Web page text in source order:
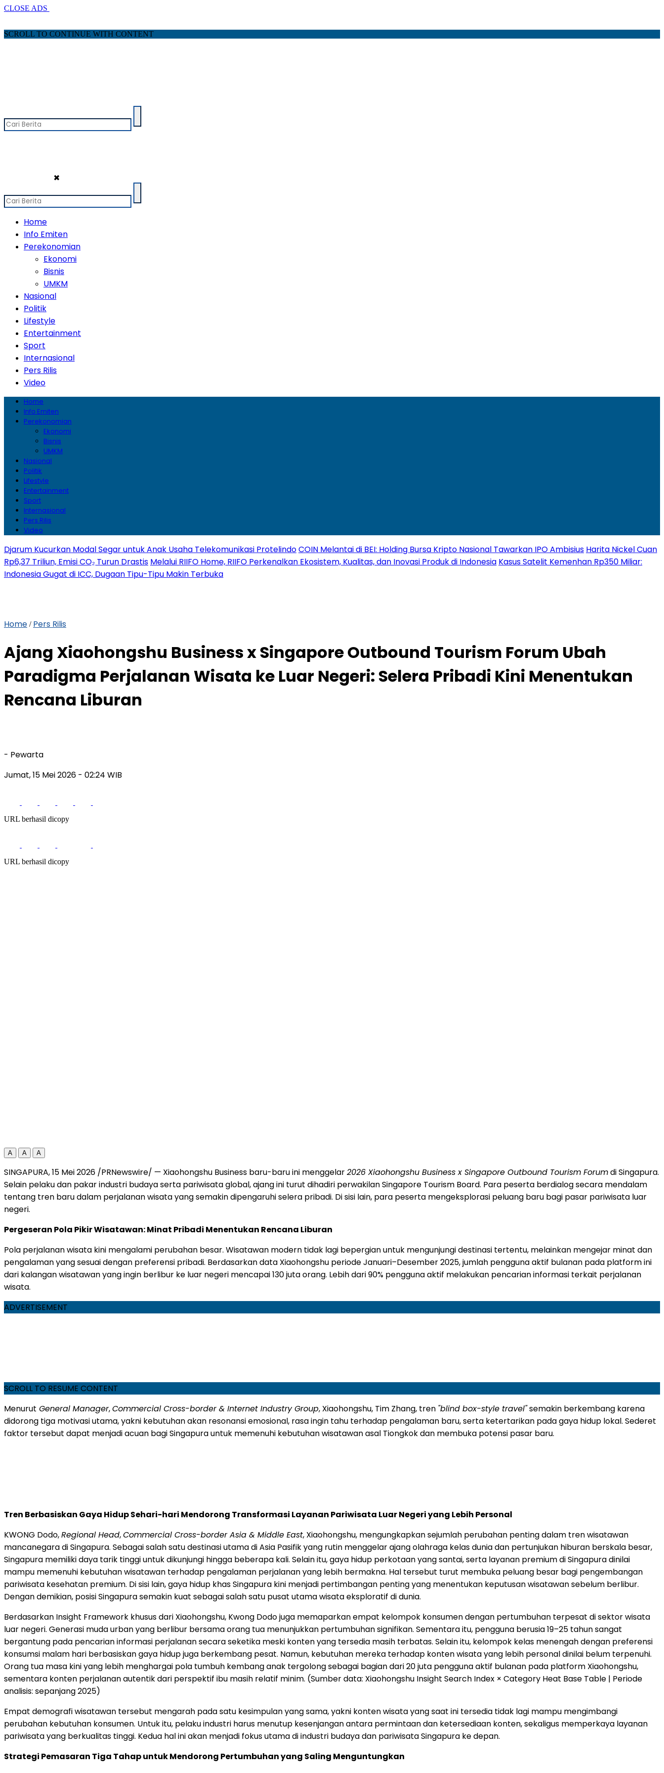
CLOSE ADS
SCROLL TO CONTINUE WITH CONTENT
✖
Home
Info Emiten
Perekonomian
Ekonomi
Bisnis
UMKM
Nasional
Politik
Lifestyle
Entertainment
Sport
Internasional
Pers Rilis
Video
Home
Info Emiten
Perekonomian
Ekonomi
Bisnis
UMKM
Nasional
Politik
Lifestyle
Entertainment
Sport
Internasional
Pers Rilis
Video
Djarum Kucurkan Modal Segar untuk Anak Usaha Telekomunikasi ProtelindoCOIN Melantai di BEI: Holding Bursa Kripto Nasional Tawarkan IPO Ambisius Harita Nickel Cuan
Rp6,37 Triliun, Emisi CO₂ Turun Drastis Melalui RIIFO Home, RIIFO Perkenalkan Ekosistem, Kualitas, dan Inovasi Produk di Indonesia Kasus Satelit Kemenhan Rp350 Miliar:
Indonesia Gugat di ICC, Dugaan Tipu-Tipu Makin Terbuka
Home / Pers Rilis
Ajang Xiaohongshu Business x Singapore Outbound Tourism Forum Ubah
Paradigma Perjalanan Wisata ke Luar Negeri: Selera Pribadi Kini Menentukan
Rencana Liburan
- Pewarta
Jumat, 15 Mei 2026 - 02:24 WIB
URL berhasil dicopy
URL berhasil dicopy
A A A
SINGAPURA, 15 Mei 2026 /PRNewswire/ — Xiaohongshu Business baru-baru ini menggelar2026 Xiaohongshu Business x Singapore Outbound Tourism Forumdi Singapura.
Selain pelaku dan pakar industri budaya serta pariwisata global, ajang ini turut dihadiri perwakilan Singapore Tourism Board. Para peserta berdialog secara mendalam
tentang tren baru dalam perjalanan wisata yang semakin dipengaruhi selera pribadi. Di sisi lain, para peserta mengeksplorasi peluang baru bagi pasar pariwisata luar
negeri.
Pergeseran Pola Pikir Wisatawan: Minat Pribadi Menentukan Rencana Liburan
Pola perjalanan wisata kini mengalami perubahan besar. Wisatawan modern tidak lagi bepergian untuk mengunjungi destinasi tertentu, melainkan mengejar minat dan
pengalaman yang sesuai dengan preferensi pribadi. Berdasarkan data Xiaohongshu periode Januari–Desember 2025, jumlah pengguna aktif bulanan pada platform ini
dari kalangan wisatawan yang ingin berlibur ke luar negeri mencapai 130 juta orang. Lebih dari 90% pengguna aktif melakukan pencarian informasi terkait perjalanan
wisata.
ADVERTISEMENT
SCROLL TO RESUME CONTENT
Menurut General Manager,Commercial Cross-border & Internet Industry Group, Xiaohongshu, Tim Zhang, tren "blind box-style travel"semakin berkembang karena
didorong tiga motivasi utama, yakni kebutuhan akan resonansi emosional, rasa ingin tahu terhadap pengalaman baru, serta ketertarikan pada gaya hidup lokal. Sederet
faktor tersebut dapat menjadi acuan bagi Singapura untuk memenuhi kebutuhan wisatawan asal Tiongkok dan membuka potensi pasar baru.
Tren Berbasiskan Gaya Hidup Sehari-hari Mendorong Transformasi Layanan Pariwisata Luar Negeri yang Lebih Personal
KWONG Dodo,Regional Head,Commercial Cross-border Asia & Middle East, Xiaohongshu, mengungkapkan sejumlah perubahan penting dalam tren wisatawan
mancanegara di Singapura. Sebagai salah satu destinasi utama di Asia Pasifik yang rutin menggelar ajang olahraga kelas dunia dan pertunjukan hiburan berskala besar,
Singapura memiliki daya tarik tinggi untuk dikunjungi hingga beberapa kali. Selain itu, gaya hidup perkotaan yang santai, serta layanan premium di Singapura dinilai
mampu memenuhi kebutuhan wisatawan terhadap pengalaman perjalanan yang lebih bermakna. Hal tersebut turut membuka peluang besar bagi pengembangan
pariwisata kesehatan premium. Di sisi lain, gaya hidup khas Singapura kini menjadi pertimbangan penting yang menentukan keputusan wisatawan sebelum berlibur.
Dengan demikian, posisi Singapura semakin kuat sebagai salah satu pusat utama wisata eksploratif di dunia.
Berdasarkan Insight Framework khusus dari Xiaohongshu, Kwong Dodo juga memaparkan empat kelompok konsumen dengan pertumbuhan terpesat di sektor wisata
luar negeri. Generasi muda urban yang berlibur bersama orang tua menunjukkan pertumbuhan signifikan. Sementara itu, pengguna berusia 19–25 tahun sangat
bergantung pada pencarian informasi perjalanan secara seketika meski konten yang tersedia masih terbatas. Selain itu, kelompok kelas menengah dengan preferensi
konsumsi malam hari berbasiskan gaya hidup juga berkembang pesat. Namun, kebutuhan mereka terhadap konten wisata yang lebih personal dinilai belum terpenuhi.
Orang tua masa kini yang lebih menghargai pola tumbuh kembang anak tergolong sebagai bagian dari 20 juta pengguna aktif bulanan pada platform Xiaohongshu,
sementara konten perjalanan autentik dari perspektif ibu masih relatif minim. (Sumber data: Xiaohongshu Insight Search Index × Category Heat Base Table | Periode
analisis: sepanjang 2025)
Empat demografi wisatawan tersebut mengarah pada satu kesimpulan yang sama, yakni konten wisata yang saat ini tersedia tidak lagi mampu mengimbangi
perubahan kebutuhan konsumen. Untuk itu, pelaku industri harus menutup kesenjangan antara permintaan dan ketersediaan konten, sekaligus memperkaya layanan
pariwisata yang berkualitas tinggi. Kedua hal ini akan menjadi fokus utama di industri budaya dan pariwisata Singapura ke depan.
Strategi Pemasaran Tiga Tahap untuk Mendorong Pertumbuhan yang Saling Menguntungkan